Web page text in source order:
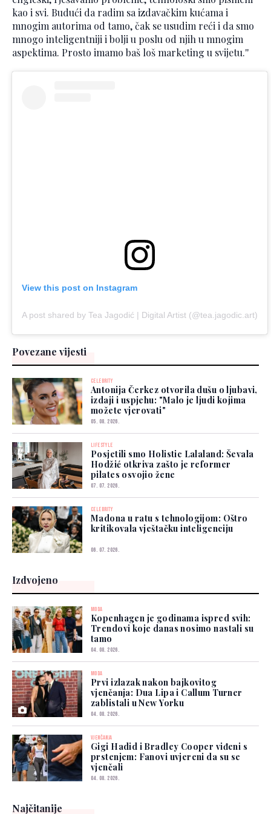
kao i svi. Budući da radim sa izdavačkim kućama i
mnogim autorima od tamo, čak se usudim reći i da smo
mnogo inteligentniji i bolji u poslu od njih u mnogim
aspektima. Prosto imamo baš loš marketing u svijetu.''
View this post on Instagram
A post shared by Tea Jagodić | Digital Artist (@tea.jagodic.art)
Povezane vijesti
CELEBRITY
Antonija Čerkez otvorila dušu o ljubavi,
izdaji i uspjehu: "Malo je ljudi kojima
možete vjerovati"
05. 08. 2026.
LIFESTYLE
Posjetili smo Holistic Lalaland: Ševala
Hodžić otkriva zašto je reformer
pilates osvojio žene
07. 07. 2026.
CELEBRITY
Madona u ratu s tehnologijom: Oštro
kritikovala vještačku inteligenciju
06. 07. 2026.
Izdvojeno
MODA
Kopenhagen je godinama ispred svih:
Trendovi koje danas nosimo nastali su
tamo
04. 08. 2026.
MODA
Prvi izlazak nakon bajkovitog
vjenčanja: Dua Lipa i Callum Turner
zablistali u New Yorku
04. 08. 2026.
VJENČANJA
Gigi Hadid i Bradley Cooper viđeni s
prstenjem: Fanovi uvjereni da su se
vjenčali
04. 08. 2026.
Najčitanije